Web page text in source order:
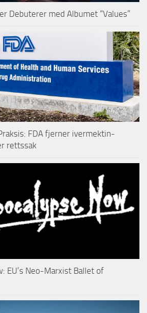
Debuterer med Albumet “Values”
FDA fjerner ivermektin-
rettssak
EU’s Neo-Marxist Ballet of